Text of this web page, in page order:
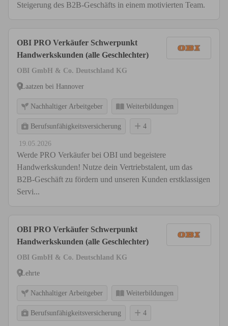
Steigerung des B2B-Geschäfts in einem motivierten Team.
OBI PRO Verkäufer Schwerpunkt
Handwerkskunden (alle Geschlechter)
OBI GmbH & Co. Deutschland KG
Laatzen bei Hannover
Nachhaltiger Arbeitgeber Weiterbildungen
Berufsunfähigkeitsversicherung 4
19.05.2026
Werde PRO Verkäufer bei OBI und begeistere
Handwerkskunden! Nutze dein Vertriebstalent, um das
B2B-Geschäft zu fördern und unseren Kunden erstklassigen
Servi...
OBI PRO Verkäufer Schwerpunkt
Handwerkskunden (alle Geschlechter)
OBI GmbH & Co. Deutschland KG
Lehrte
Nachhaltiger Arbeitgeber Weiterbildungen
Berufsunfähigkeitsversicherung 4